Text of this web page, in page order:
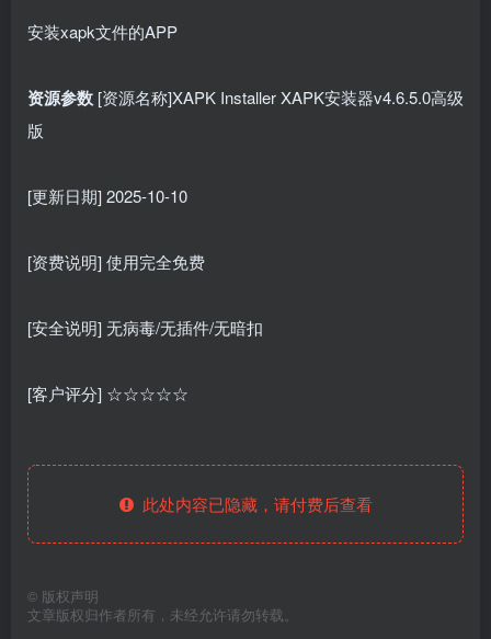
安装xapk文件的APP
资源参数 [资源名称]XAPK Installer XAPK安装器v4.6.5.0高级
版
[更新日期] 2025-10-10
[资费说明] 使用完全免费
[安全说明] 无病毒/无插件/无暗扣
[客户评分] ☆☆☆☆☆
此处内容已隐藏，请付费后查看
© 版权声明
文章版权归作者所有，未经允许请勿转载。